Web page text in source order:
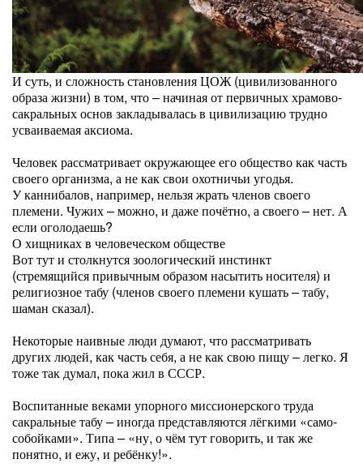
И суть, и сложность становления ЦОЖ (цивилизованного
образа жизни) в том, что – начиная от первичных храмово-
сакральных основ закладывалась в цивилизацию трудно
усваиваемая аксиома.
Человек рассматривает окружающее его общество как часть
своего организма, а не как свои охотничьи угодья.
У каннибалов, например, нельзя жрать членов своего
племени. Чужих – можно, и даже почётно, а своего – нет. А
если оголодаешь?
О хищниках в человеческом обществе
Вот тут и столкнутся зоологический инстинкт
(стремящийся привычным образом насытить носителя) и
религиозное табу (членов своего племени кушать – табу,
шаман сказал).
Некоторые наивные люди думают, что рассматривать
других людей, как часть себя, а не как свою пищу – легко. Я
тоже так думал, пока жил в СССР.
Воспитанные веками упорного миссионерского труда
сакральные табу – иногда представляются лёгкими «само-
собойками». Типа – «ну, о чём тут говорить, и так же
понятно, и ежу, и ребёнку!».